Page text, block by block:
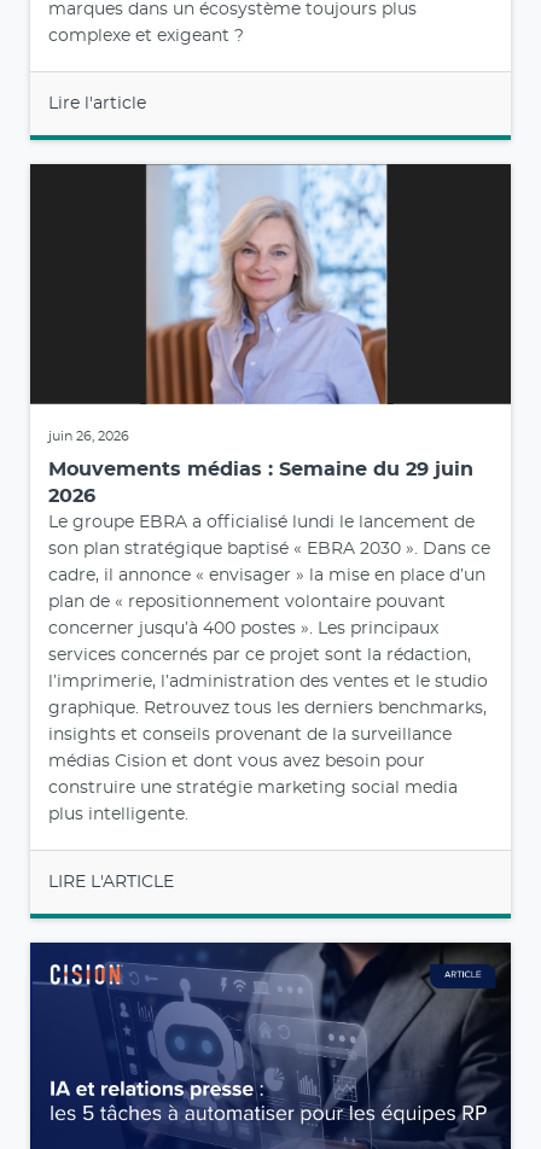
marques dans un écosystème toujours plus
complexe et exigeant ?
Lire l'article
juin 26, 2026
Mouvements médias : Semaine du 29 juin
2026
Le groupe EBRA a officialisé lundi le lancement de
son plan stratégique baptisé « EBRA 2030 ». Dans ce
cadre, il annonce « envisager » la mise en place d’un
plan de « repositionnement volontaire pouvant
concerner jusqu’à 400 postes ». Les principaux
services concernés par ce projet sont la rédaction,
l’imprimerie, l’administration des ventes et le studio
graphique. Retrouvez tous les derniers benchmarks,
insights et conseils provenant de la surveillance
médias Cision et dont vous avez besoin pour
construire une stratégie marketing social media
plus intelligente.
LIRE L'ARTICLE